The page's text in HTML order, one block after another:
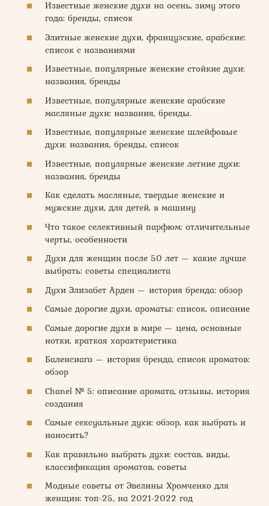
Известные женские духи на осень, зиму этого
года: бренды, список
Элитные женские духи, французские, арабские:
список с названиями
Известные, популярные женские стойкие духи:
названия, бренды
Известные, популярные женские арабские
масляные духи: названия, бренды.
Известные, популярные женские шлейфовые
духи: названия, бренды, список
Известные, популярные женские летние духи:
названия, бренды
Как сделать масляные, твердые женские и
мужские духи, для детей, в машину
Что такое селективный парфюм: отличительные
черты, особенности
Духи для женщин после 50 лет — какие лучше
выбрать: советы специалиста
Духи Элизабет Арден — история бренда: обзор
Самые дорогие духи, ароматы: список, описание
Самые дорогие духи в мире — цена, основные
нотки, краткая характеристика
Баленсиага — история бренда, список ароматов:
обзор
Chanel № 5: описание аромата, отзывы, история
создания
Самые сексуальные духи: обзор, как выбрать и
наносить?
Как правильно выбрать духи: состав, виды,
классификация ароматов, советы
Модные советы от Эвелины Хромченко для
женщин: топ-25, на 2021-2022 год